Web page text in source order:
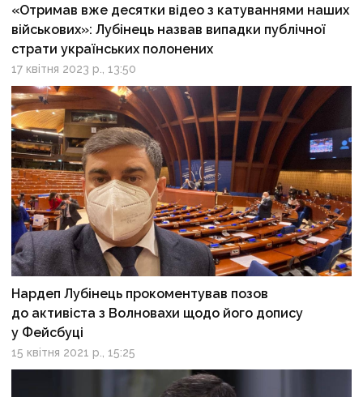
«Отримав вже десятки відео з катуваннями наших
військових»: Лубінець назвав випадки публічної
страти українських полонених
17 квітня 2023 р., 13:50
Нардеп Лубінець прокоментував позов
до активіста з Волновахи щодо його допису
у Фейсбуці
15 квітня 2021 р., 15:25